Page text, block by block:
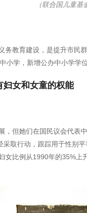
（联合国儿童
务教育建设，是提升市
小学，新增公办中小学学
妇女和女童的权能
，但她们在国民议会代
取行动，跟踪用于性别
女比例从1990年的35%